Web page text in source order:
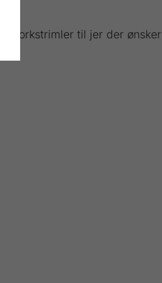
korkstrimler til jer der ønsker